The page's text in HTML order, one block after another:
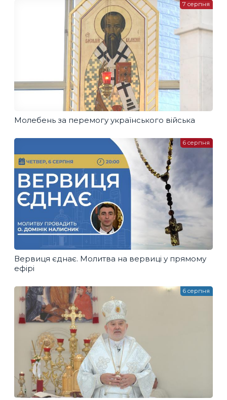
Молебень за перемогу українського війська
7 серпня
Вервиця єднає. Молитва на вервиці у прямому
ефірі
6 серпня
6 серпня